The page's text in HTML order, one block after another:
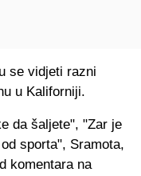
se vidjeti razni
u Kaliforniji.
da šaljete", "Zar je
sporta", Sramota,
komentara na